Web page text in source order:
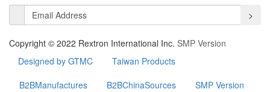
>
Copyright © 2022 Rextron International Inc. SMP Version
Designed by GTMC
Taiwan Products
B2BManufactures
B2BChinaSources SMP Version